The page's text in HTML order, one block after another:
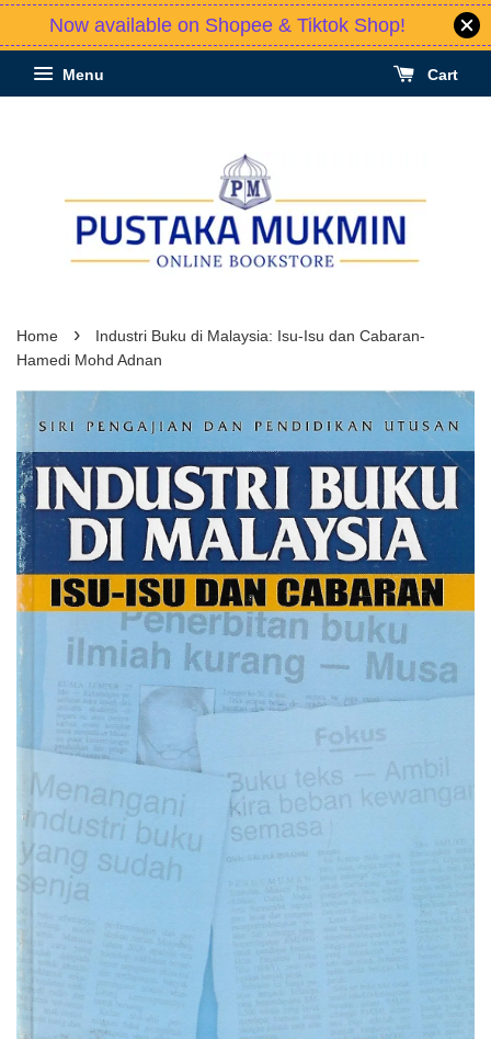
Now available on Shopee & Tiktok Shop!
Menu Cart
Home ›
Industri Buku di Malaysia: Isu-Isu dan Cabaran-
Hamedi Mohd Adnan